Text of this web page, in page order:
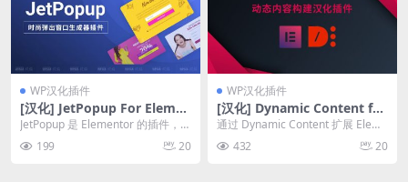
WP汉化插件
[汉化] JetPopup For Elemen
tor 时尚弹窗生成器 v1.6.1
JetPopup 是 Elementor 的插件，允
许创建不同主题的弹出模板并为...
199 20
WP汉化插件
[汉化] Dynamic Content for
Elementor 动态内容构建插件
v2.9.0
通过 Dynamic Content 扩展 Eleme
432 20